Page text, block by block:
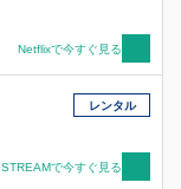
Netflixで今すぐ見る
レンタル
で今すぐ見る